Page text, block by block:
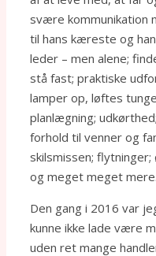
svære kommunikation
til hans kæreste og
leder – men alene;
stå fast; praktiske
lamper op, løftes
planlægning;
forhold til venner og
skilsmissen;
og meget meget mere.
Den gang i 2016 var
kunne ikke lade være
uden ret mange